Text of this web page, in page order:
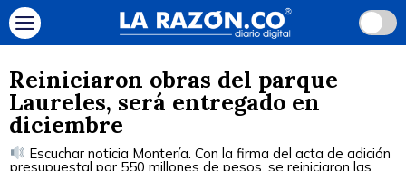
Reiniciaron obras del parque
Laureles, será entregado en
diciembre
Escuchar noticia Montería. Con la firma del acta de adición
presupuestal por 550 millones de pesos, se reiniciaron las